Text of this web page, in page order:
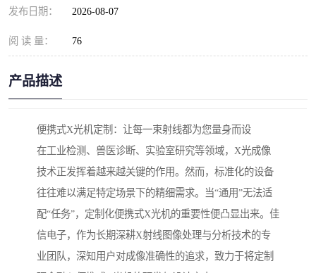
发布日期： 2026-08-07
阅 读 量： 76
产品描述
便携式X光机定制：让每一束射线都为您量身而设
在工业检测、兽医诊断、实验室研究等领域，X光成像
技术正发挥着越来越关键的作用。然而，标准化的设备
往往难以满足特定场景下的精细需求。当“通用”无法适
配“任务”，定制化便携式X光机的重要性便凸显出来。佳
信电子，作为长期深耕X射线图像处理与分析技术的专
业团队，深知用户对成像准确性的追求，致力于将定制